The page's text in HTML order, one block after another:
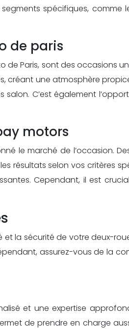
spécifiques, comme
de paris
de Paris, sont des occasions
créant une atmosphère
C’est également
motors
le marché de l’occasion.
résultats selon vos critères
Cependant, il est
la sécurité de votre deux-
assurez-vous de la
et une expertise
de prendre en charge